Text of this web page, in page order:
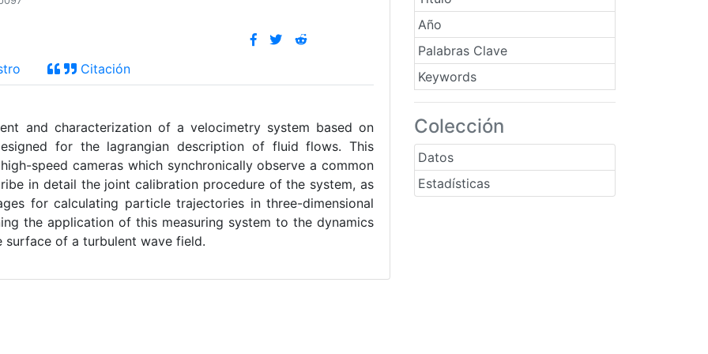
Año
Palabras Clave
Keywords
Colección
Datos
Estadísticas
Citación
and characterization of a velocimetry system based on
for the lagrangian description of fluid flows. This
speed cameras which synchronically observe a common
in detail the joint calibration procedure of the system, as
for calculating particle trajectories in three-dimensional
the application of this measuring system to the dynamics
of a turbulent wave field.